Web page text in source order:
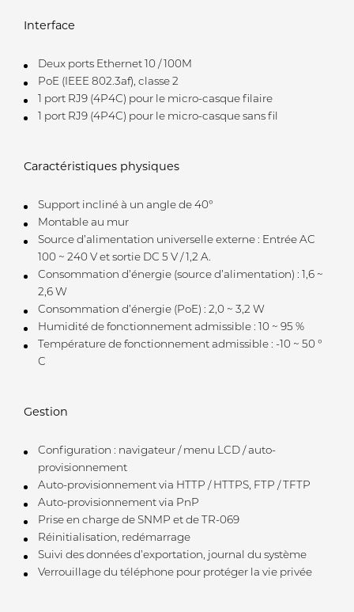
Interface
Deux ports Ethernet 10 / 100M
PoE (IEEE 802.3af), classe 2
1 port RJ9 (4P4C) pour le micro-casque filaire
1 port RJ9 (4P4C) pour le micro-casque sans fil
Caractéristiques physiques
Support incliné à un angle de 40°
Montable au mur
Source d’alimentation universelle externe : Entrée AC
100 ~ 240 V et sortie DC 5 V / 1,2 A.
Consommation d’énergie (source d’alimentation) : 1,6 ~
2,6 W
Consommation d’énergie (PoE) : 2,0 ~ 3,2 W
Humidité de fonctionnement admissible : 10 ~ 95 %
Température de fonctionnement admissible : -10 ~ 50 °
C
Gestion
Configuration : navigateur / menu LCD / auto-
provisionnement
Auto-provisionnement via HTTP / HTTPS, FTP / TFTP
Auto-provisionnement via PnP
Prise en charge de SNMP et de TR-069
Réinitialisation, redémarrage
Suivi des données d’exportation, journal du système
Verrouillage du téléphone pour protéger la vie privée